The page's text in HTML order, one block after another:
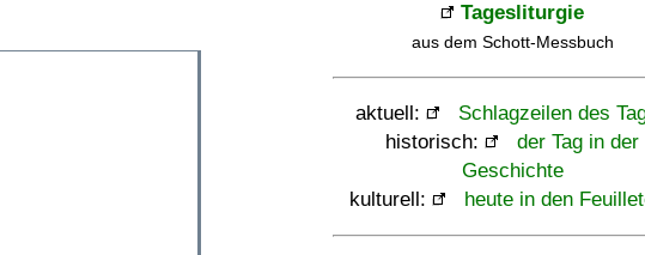
Tagesliturgie
aus dem Schott-Messbuch
aktuell:
Schlagzeilen des
historisch:
der Tag in der
Geschichte
kulturell:
heute in den